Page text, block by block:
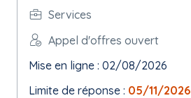
Services
Appel d'offres ouvert
Mise en ligne : 02/08/2026
Limite de réponse : 05/11/2026